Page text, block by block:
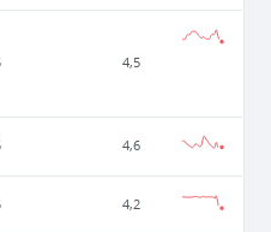
4,5
4,6
4,2